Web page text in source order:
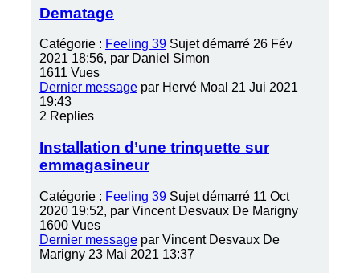
Dematage
Catégorie : Feeling 39 Sujet démarré 26 Fév
2021 18:56, par Daniel Simon
1611 Vues
Dernier message par Hervé Moal 21 Jui 2021
19:43
2 Replies
Installation d’une trinquette sur
emmagasineur
Catégorie : Feeling 39 Sujet démarré 11 Oct
2020 19:52, par Vincent Desvaux De Marigny
1600 Vues
Dernier message par Vincent Desvaux De
Marigny 23 Mai 2021 13:37